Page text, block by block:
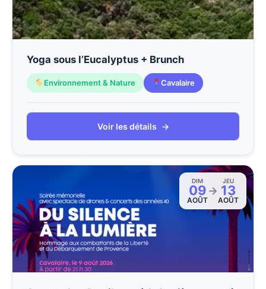
Yoga sous l’Eucalyptus + Brunch
Environnement & Nature Cavalaire
Voir les détails →
DIM
09
AOÛT
→
JEU
13
AOÛT